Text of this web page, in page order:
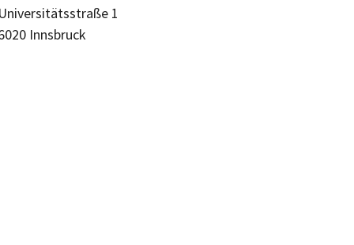
Universitätsstraße 1
Innsbruck